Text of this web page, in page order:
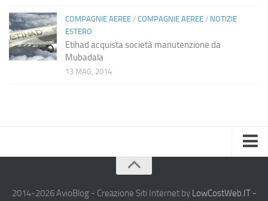
COMPAGNIE AEREE / COMPAGNIE AEREE / NOTIZIE
ESTERO
Etihad acquista società manutenzione da
Mubadala
13 MAG, 2014
Chi Siamo
2014-2026 AvioBlog - Creazione Siti Internet by LowCostWeb.IT -